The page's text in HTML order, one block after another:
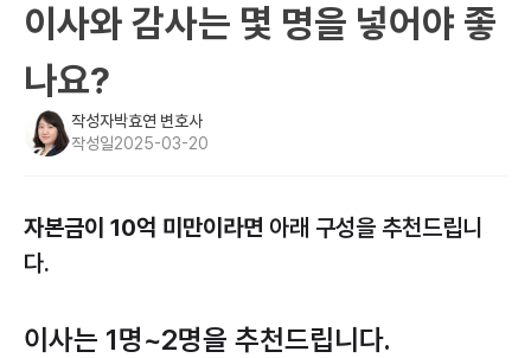
이사와 감사는 몇 명을 넣어야 좋
나요?
작성자박효연 변호사
작성일2025-03-20
자본금이 10억 미만이라면 아래 구성을 추천드립니
다.
이사는 1명~2명을 추천드립니다.